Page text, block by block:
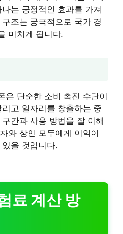
는 긍정적인 효과를 가져
조는 궁극적으로 국가 경
미치게 됩니다.
은 단순한 소비 촉진 수단이
고 일자리를 창출하는 중
간과 사용 방법을 잘 이해
와 상인 모두에게 이익이
을 것입니다.
료 계산 방